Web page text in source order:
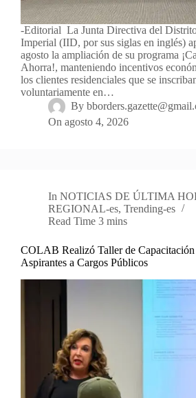
-Editorial La Junta Directiva del
Imperial (IID, por sus siglas en inglés)
agosto la ampliación de su programa
Ahorra!, manteniendo incentivos
los clientes residenciales que se
voluntariamente en…
By
On agosto 4, 2026
In NOTICIAS DE ÚLTIMA
REGIONAL-es, Trending-es
Read Time 3 mins
COLAB Realizó Taller de Capacitación
Aspirantes a Cargos Públicos